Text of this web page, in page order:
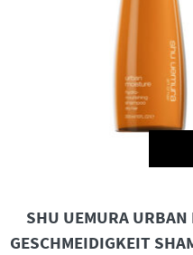
SHU UEMURA
GESCHMEIDIGKEIT